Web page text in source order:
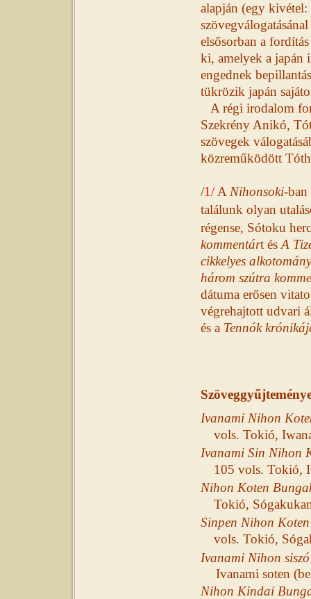
alapján (egy kivétel:
elsősorban a
ki, amelyek a japán
engednek
tükrözik japán
A régi irodalom
Szekrény Anikó,
szövegek
közreműködött
/1/ A Nihonsoki-ban
találunk olyan
régense, Sótoku
kommentárt és A
cikkelyes alkotomány
három szútra
dátuma erősen
végrehajtott udvari
és a Tennók
Ivanami Nihon
vols. Tokió,
Ivanami Sin Nihon
105 vols. Tokió,
Nihon Koten
Tokió,
Sinpen Nihon
vols. Tokió,
Ivanami Nihon
Ivanami soten
Nihon Kindai